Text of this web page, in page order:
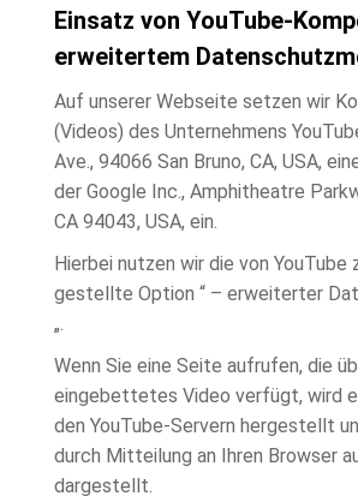
Einsatz von YouTube-
erweitertem
Auf unserer Webseite setzen wir
(Videos) des Unternehmens
Ave., 94066 San Bruno, CA, USA,
der Google Inc., Amphitheatre
CA 94043, USA, ein.
Hierbei nutzen wir die von YouTube
gestellte Option “ – erweiterter
„.
Wenn Sie eine Seite aufrufen, die
eingebettetes Video verfügt, wird
den YouTube-Servern hergestellt
durch Mitteilung an Ihren Browser
dargestellt.